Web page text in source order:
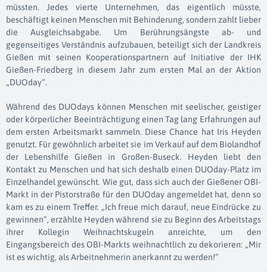
müssten. Jedes vierte Unternehmen, das eigentlich müsste,
beschäftigt keinen Menschen mit Behinderung, sondern zahlt lieber
die Ausgleichsabgabe. Um Berührungsängste ab- und
gegenseitiges Verständnis aufzubauen, beteiligt sich der Landkreis
Gießen mit seinen Kooperationspartnern auf Initiative der IHK
Gießen-Friedberg in diesem Jahr zum ersten Mal an der Aktion
„DUOday“.
Während des DUOdays können Menschen mit seelischer, geistiger
oder körperlicher Beeinträchtigung einen Tag lang Erfahrungen auf
dem ersten Arbeitsmarkt sammeln. Diese Chance hat Iris Heyden
genutzt. Für gewöhnlich arbeitet sie im Verkauf auf dem Biolandhof
der Lebenshilfe Gießen in Großen-Buseck. Heyden liebt den
Kontakt zu Menschen und hat sich deshalb einen DUOday-Platz im
Einzelhandel gewünscht. Wie gut, dass sich auch der Gießener OBI-
Markt in der Pistorstraße für den DUOday angemeldet hat, denn so
kam es zu einem Treffer. „Ich freue mich darauf, neue Eindrücke zu
gewinnen“, erzählte Heyden während sie zu Beginn des Arbeitstags
ihrer Kollegin Weihnachtskugeln anreichte, um den
Eingangsbereich des OBI-Markts weihnachtlich zu dekorieren: „Mir
ist es wichtig, als Arbeitnehmerin anerkannt zu werden!“